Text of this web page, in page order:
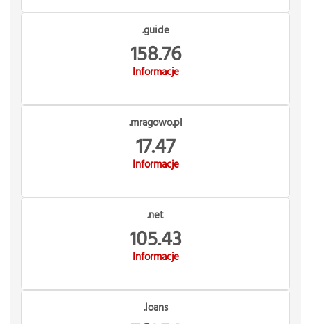
.guide
158.76
Informacje
.mragowo.pl
17.47
Informacje
.net
105.43
Informacje
.loans